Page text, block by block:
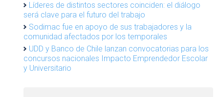
Líderes de distintos sectores coinciden: el diálogo
será clave para el futuro del trabajo
Sodimac fue en apoyo de sus trabajadores y la
comunidad afectados por los temporales
UDD y Banco de Chile lanzan convocatorias para los
concursos nacionales Impacto Emprendedor Escolar
y Universitario